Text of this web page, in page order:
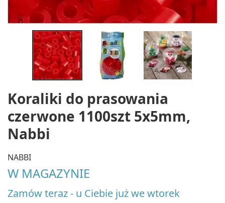
Koraliki do prasowania
czerwone 1100szt 5x5mm,
Nabbi
NABBI
W MAGAZYNIE
Zamów teraz - u Ciebie już we wtorek